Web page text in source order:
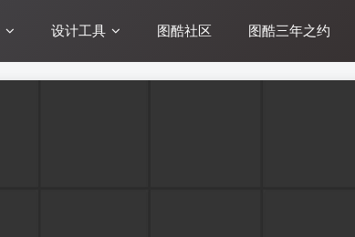
设计工具 图酷社区 图酷三年之约